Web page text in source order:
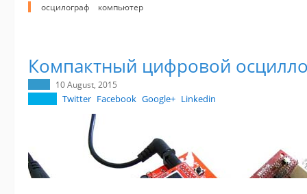
осцилограф
компьютер
Компактный цифровой
10 August, 2015
Twitter Facebook Google+ Linkedin